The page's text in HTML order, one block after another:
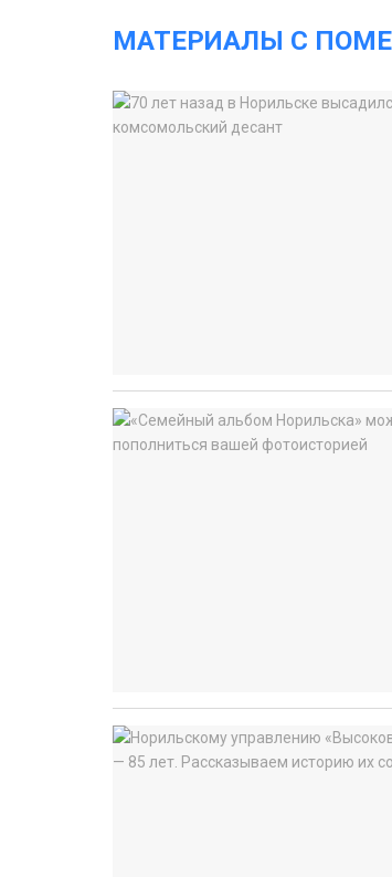
МАТЕРИАЛЫ С